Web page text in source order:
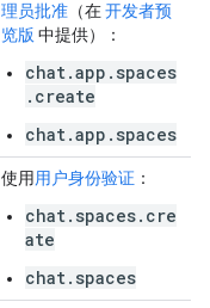
理员批准 （在开发者预
览版 中提供）：
chat.app.spaces
.create
chat.app.spaces
使用 用户身份验证 ：
chat.spaces.cre
ate
chat.spaces